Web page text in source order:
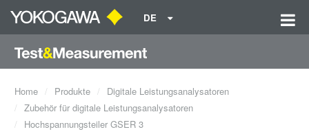
DE
Home Produkte
Digitale Leistungsanalysatoren
Zubehör für digitale Leistungsanalysatoren
Hochspannungsteiler GSER 3